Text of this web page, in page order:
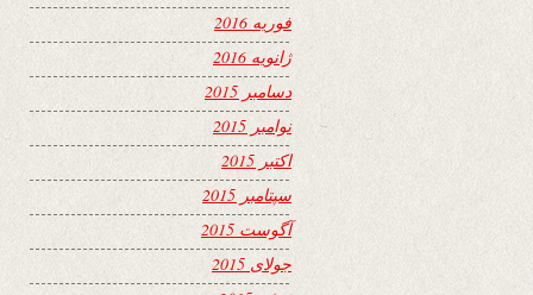
فوریه 2016
ژانویه 2016
دسامبر 2015
نوامبر 2015
اکتبر 2015
سپتامبر 2015
آگوست 2015
جولای 2015